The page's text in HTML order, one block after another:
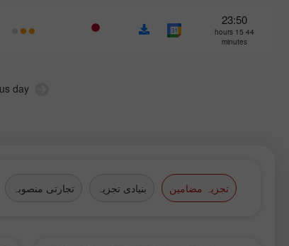
23:50
44 hours 15
minutes
Previous day
تجزیہ مضامین بنیادی تجزیہ تجارتی منصوبہ